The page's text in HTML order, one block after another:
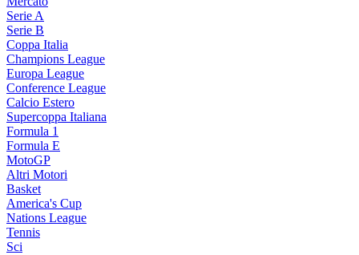
Serie A
Serie B
Coppa Italia
Champions League
Europa League
Conference League
Calcio Estero
Supercoppa Italiana
Formula 1
Formula E
MotoGP
Altri Motori
Basket
America's Cup
Nations League
Tennis
Sci